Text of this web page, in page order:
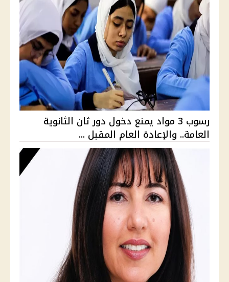
رسوب 3 مواد يمنع دخول دور ثان الثانوية
العامة.. والإعادة العام المقبل ...